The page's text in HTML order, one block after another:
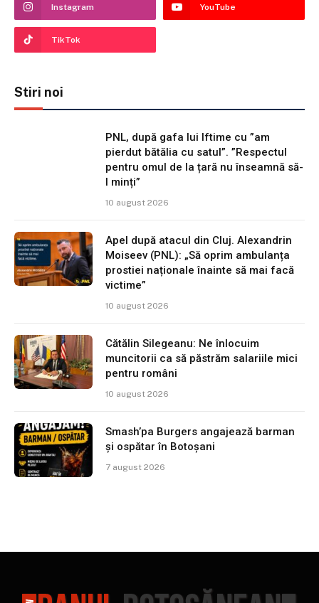
Instagram YouTube
TikTok
Stiri noi
PNL, după gafa lui Iftime cu ”am
pierdut bătălia cu satul”. ”Respectul
pentru omul de la țară nu înseamnă să-
l minți”
10 august 2026
Apel după atacul din Cluj. Alexandrin
Moiseev (PNL): „Să oprim ambulanța
prostiei naționale înainte să mai facă
victime”
10 august 2026
Cătălin Silegeanu: Ne înlocuim
muncitorii ca să păstrăm salariile mici
pentru români
10 august 2026
Smash’pa Burgers angajează barman
și ospătar în Botoșani
7 august 2026